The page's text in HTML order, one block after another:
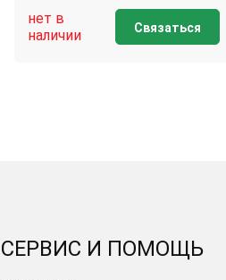
нет в
наличии
Связаться
СЕРВИС И ПОМОЩЬ